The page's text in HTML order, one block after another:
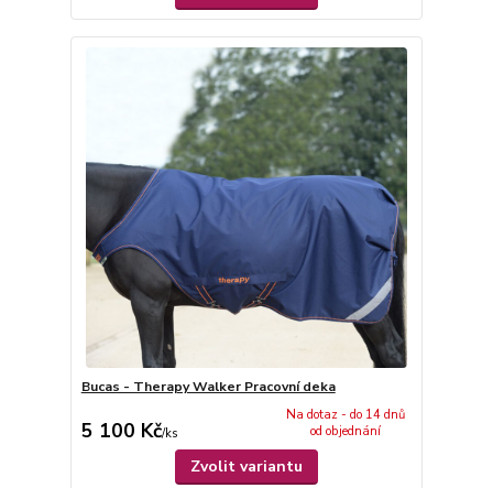
Bucas - Therapy Walker Pracovní deka
5 100 Kč/ks
Na dotaz - do 14 dnů
od objednání
Zvolit variantu